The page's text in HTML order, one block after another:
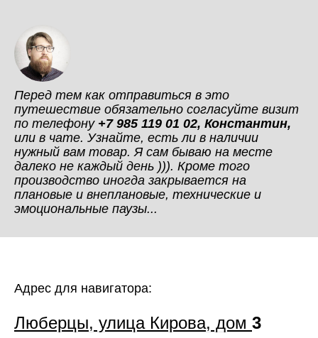
Перед тем как отправиться в это
путешествие обязательно согласуйте визит
по телефону +7 985 119 01 02, Константин,
или в чате. Узнайте, есть ли в наличии
нужный вам товар. Я сам бываю на месте
далеко не каждый день ))). Кроме того
производство иногда закрывается на
плановые и внеплановые, технические и
эмоциональные паузы...
Адрес для навигатора:
Люберцы, улица Кирова, дом 3